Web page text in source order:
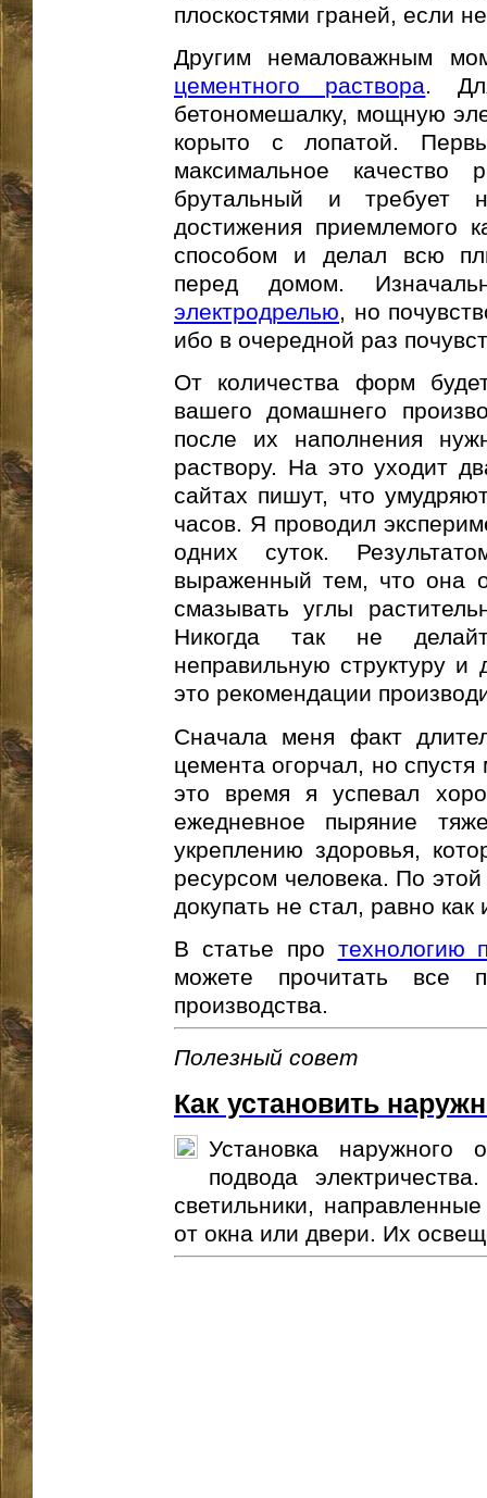
плоскостями граней, если
Другим немаловажным
цементного раствора.
бетономешалку, мощную
корыто с лопатой.
максимальное качество
брутальный и требует
достижения приемлемого
способом и делал всю
перед домом.
электродрелью, но
ибо в очередной раз
От количества форм
вашего домашнего
после их наполнения
раствору. На это уходит
сайтах пишут, что
часов. Я проводил
одних суток.
выраженный тем, что она
смазывать углы
Никогда так не
неправильную структуру
это рекомендации
Сначала меня факт
цемента огорчал, но
это время я успевал
ежедневное пыряние
укреплению здоровья,
ресурсом человека. По
докупать не стал, равно
В статье про технологию
можете прочитать все
производства.
Полезный совет
Как установить
Установка
подвода
светильники,
от окна или двери. Их